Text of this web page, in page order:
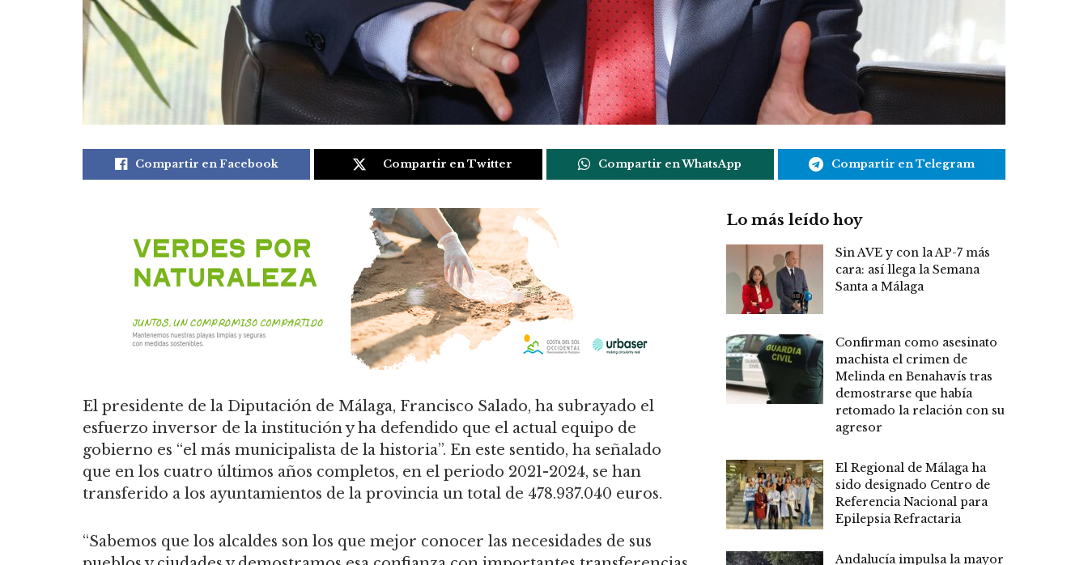
Compartir en Facebook Compartir en Twitter Compartir en WhatsApp Compartir en Telegram
El presidente de la Diputación de Málaga, Francisco Salado, ha subrayado el
esfuerzo inversor de la institución y ha defendido que el actual equipo de
gobierno es “el más municipalista de la historia”. En este sentido, ha señalado
que en los cuatro últimos años completos, en el periodo 2021-2024, se han
transferido a los ayuntamientos de la provincia un total de 478.937.040 euros.
“Sabemos que los alcaldes son los que mejor conocer las necesidades de sus
Lo más leído hoy
Sin AVE y con la AP-7 más
cara: así llega la Semana
Santa a Málaga
Confirman como asesinato
machista el crimen de
Melinda en Benahavís tras
demostrarse que había
retomado la relación con su
agresor
El Regional de Málaga ha
sido designado Centro de
Referencia Nacional para
Epilepsia Refractaria
Andalucía impulsa la mayor